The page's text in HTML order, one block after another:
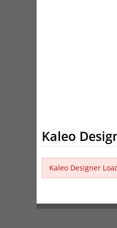
Kaleo
Kaleo Designer